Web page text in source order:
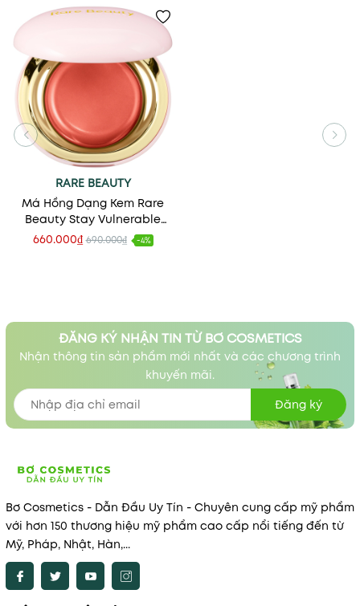
RARE BEAUTY
Má Hồng Dạng Kem Rare
Beauty Stay Vulnerable
Melting Blush
660.000₫ 690.000₫ -4%
ĐĂNG KÝ NHẬN TIN TỪ BƠ COSMETICS
Nhận thông tin sản phẩm mới nhất và các chương trình
khuyến mãi.
Đăng ký
Bơ Cosmetics - Dẫn Đầu Uy Tín - Chuyên cung cấp mỹ phẩm
với hơn 150 thương hiệu mỹ phẩm cao cấp nổi tiếng đến từ
Mỹ, Pháp, Nhật, Hàn,...